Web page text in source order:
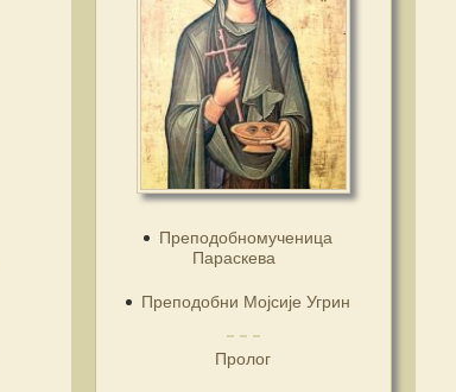
Преподобномученица
Параскева
Преподобни Мојсије Угрин
Пролог